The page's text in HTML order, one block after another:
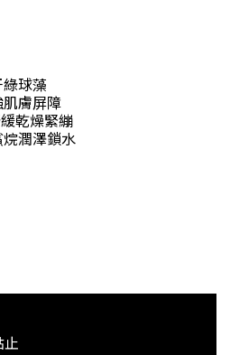
球藻
膚屏障
乾燥緊繃
潤澤鎖水